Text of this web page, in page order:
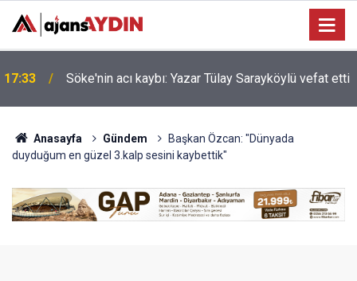
17:23
Nazilli'de motosiklet kazası: 16 yaşındaki Mustafa
vefat etti
Anasayfa Gündem
Başkan Özcan: "Dünyada
duyduğum en güzel 3.kalp sesini kaybettik"